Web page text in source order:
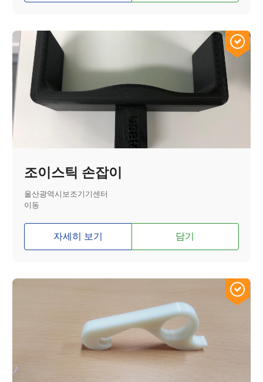
조이스틱 손잡이
울산광역시보조기기센터
이동
자세히 보기 담기